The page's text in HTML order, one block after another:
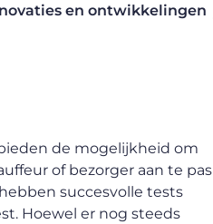
en ontwikkelingen
de mogelijkheid om
of bezorger aan te pas
succesvolle tests
Hoewel er nog steeds